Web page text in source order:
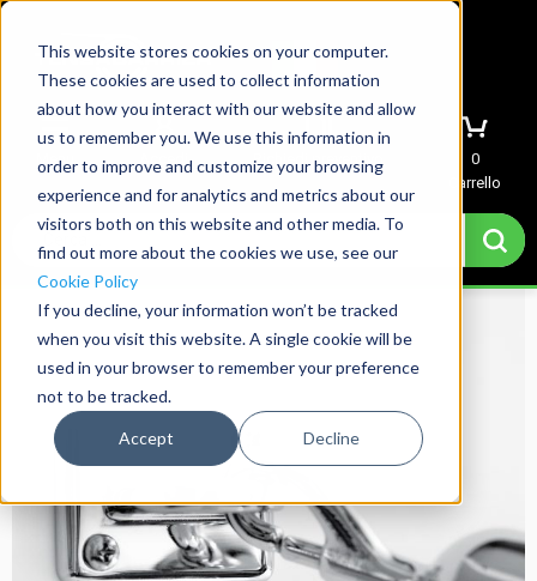
This website stores cookies on your computer.
These cookies are used to collect information
about how you interact with our website and allow
us to remember you. We use this information in
order to improve and customize your browsing
experience and for analytics and metrics about our
visitors both on this website and other media. To
find out more about the cookies we use, see our
Cookie Policy
If you decline, your information won’t be tracked
when you visit this website. A single cookie will be
used in your browser to remember your preference
not to be tracked.
Accept Decline
Menu Richiedi preventivo
0
Carrello